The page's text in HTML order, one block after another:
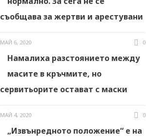
съобщава за жертви и арестувани
МАЙ 6, 2020 0
Намалиха разстоянието между
масите в кръчмите, но
сервитьорите остават с маски
МАЙ 4, 2020 0
„Извънредното положение“ е на